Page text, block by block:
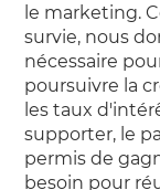
le marketing.
survie, nous
nécessaire
poursuivre la
les taux
supporter, le
permis de
besoin pour